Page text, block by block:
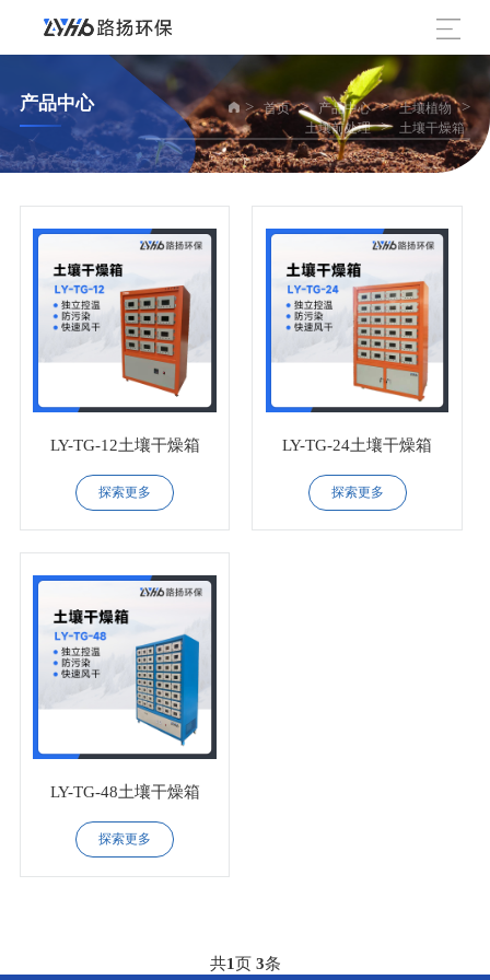
产品中心 > 首页 > 产品中心 > 土壤植物 >
土壤前处理 > 土壤干燥箱
LY-TG-12土壤干燥箱
探索更多
LY-TG-24土壤干燥箱
探索更多
LY-TG-48土壤干燥箱
探索更多
共1页 3条